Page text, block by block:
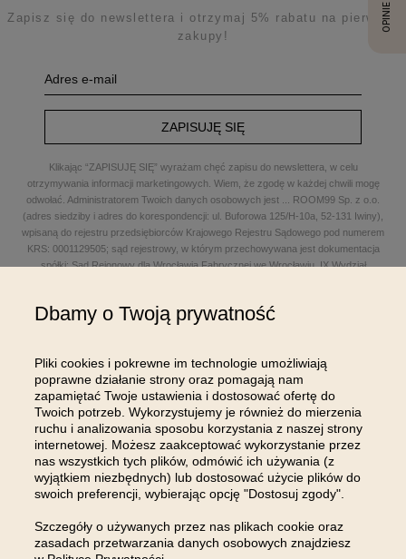
Zapisz się do newslettera i otrzymaj 5% rabatu na pierwsze
zakupy!
ZAPISUJĘ SIĘ
Klikając “ZAPISUJĘ SIĘ” wyrażam chęć zapisu do newslettera, w celu
otrzymywania informacji marketingowych. Wiem, że zgodę w każdej chwili mogę
odwołać. Administratorem Twoich danych osobowych jest
ROOM99 Sp. z o.o.
(adres siedziby i adres do korespondencji: ul. Buforowa 125/H-10a, 52-131 Iwiny),
wpisaną do rejestru przedsiębiorców Krajowego Rejestru Sądowego pod numerem
KRS: 0001129505; sąd rejestrowy, w którym przechowywana jest dokumentacja
spółki: Sąd Rejonowy dla Wrocławia Fabrycznej we Wrocławiu, IX Wydział
poczty elektronicznej: sklep@room99.pl. Zapoznaj się z naszym
OBSŁUGA KLIENTA
INFORMACJE
MOJE KONTO
OPINIE
Dbamy o Twoją prywatność
Pliki cookies i pokrewne im technologie umożliwiają
poprawne działanie strony oraz pomagają nam
zapamiętać Twoje ustawienia i dostosować ofertę do
Twoich potrzeb. Wykorzystujemy je również do mierzenia
ruchu i analizowania sposobu korzystania z naszej strony
internetowej. Możesz zaakceptować wykorzystanie przez
nas wszystkich tych plików, odmówić ich używania (z
wyjątkiem niezbędnych) lub dostosować użycie plików do
swoich preferencji, wybierając opcję "Dostosuj zgody".
Szczegóły o używanych przez nas plikach cookie oraz
zasadach przetwarzania danych osobowych znajdziesz